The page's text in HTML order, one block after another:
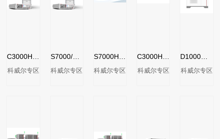
C3000H系列光伏IV模拟直流电源
科威尔专区
S7000/S7100回馈型可编程直流电源
科威尔专区
S7000H/S7100H回馈型直流源载系统
科威尔专区
C3000H/C3100H系列高精度可编程直流电源
科威尔专区
D1000系列电池包充放电电源
科威尔专区